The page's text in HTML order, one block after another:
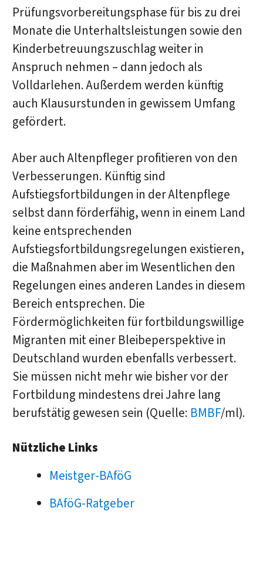
Prüfungsvorbereitungsphase für bis zu drei
Monate die Unterhaltsleistungen sowie den
Kinderbetreuungszuschlag weiter in
Anspruch nehmen – dann jedoch als
Volldarlehen. Außerdem werden künftig
auch Klausurstunden in gewissem Umfang
gefördert.
Aber auch Altenpfleger profitieren von den
Verbesserungen. Künftig sind
Aufstiegsfortbildungen in der Altenpflege
selbst dann förderfähig, wenn in einem Land
keine entsprechenden
Aufstiegsfortbildungsregelungen existieren,
die Maßnahmen aber im Wesentlichen den
Regelungen eines anderen Landes in diesem
Bereich entsprechen. Die
Fördermöglichkeiten für fortbildungswillige
Migranten mit einer Bleibeperspektive in
Deutschland wurden ebenfalls verbessert.
Sie müssen nicht mehr wie bisher vor der
Fortbildung mindestens drei Jahre lang
berufstätig gewesen sein (Quelle: BMBF/ml).
Nützliche Links
Meistger-BAföG
BAföG-Ratgeber